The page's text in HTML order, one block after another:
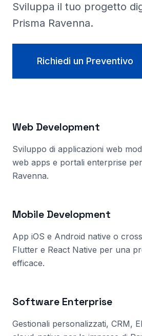
Sviluppa il tuo progetto
Prisma Ravenna.
Richiedi un Preventivo
Web Development
Sviluppo di applicazioni web
web apps e portali enterprise
Ravenna.
Mobile Development
App iOS e Android native o
Flutter e React Native per una
efficace.
Software Enterprise
Gestionali personalizzati, CRM,